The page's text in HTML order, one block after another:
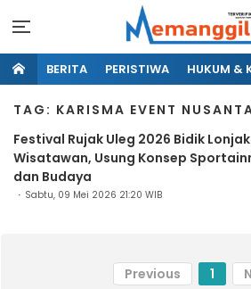
BERITA PERISTIWA HUKUM &
TAG: KARISMA EVENT
Festival Rujak Uleg 2026 Bidik
Wisatawan, Usung Konsep
dan Budaya
Sabtu, 09 Mei 2026 21:20 WIB
Previous 1